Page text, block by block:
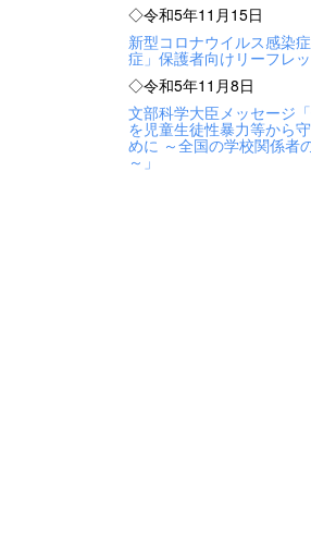
◇令和5年11月15日
新型コロナウイルス感染
症」保護者向けリーフレ
◇令和5年11月8日
文部科学大臣メッセージ
を児童生徒性暴力等から
めに ～全国の学校関係者
～」